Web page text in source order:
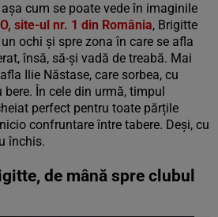
cum se poate vede în imaginile
site-ul nr. 1 din România, Brigitte
ochi și spre zona în care se afla
însă, să-și vadă de treabă. Mai
Ilie Năstase, care sorbea, cu
În cele din urmă, timpul
perfect pentru toate părțile
confruntare între tabere. Deși, cu
închis.
de mână spre clubul